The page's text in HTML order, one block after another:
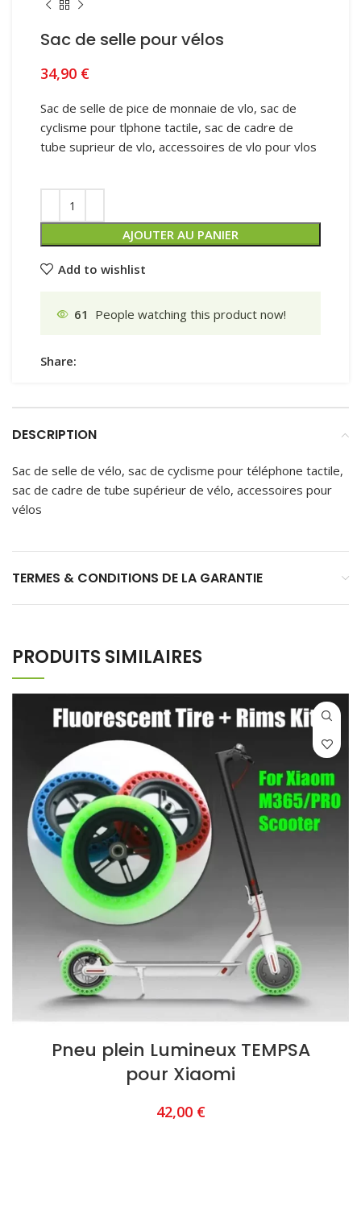
Sac de selle pour vélos
34,90 €
Sac de selle de pice de monnaie de vlo, sac de
cyclisme pour tlphone tactile, sac de cadre de
tube suprieur de vlo, accessoires de vlo pour vlos
AJOUTER AU PANIER
Add to wishlist
61 People watching this product now!
Share:
DESCRIPTION
Sac de selle de vélo, sac de cyclisme pour téléphone tactile,
sac de cadre de tube supérieur de vélo, accessoires pour
vélos
TERMES & CONDITIONS DE LA GARANTIE
PRODUITS SIMILAIRES
Pneu plein Lumineux TEMPSA
pour Xiaomi
42,00 €